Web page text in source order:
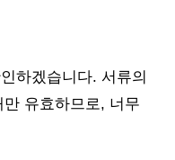
하겠습니다. 서류의
유효하므로, 너무